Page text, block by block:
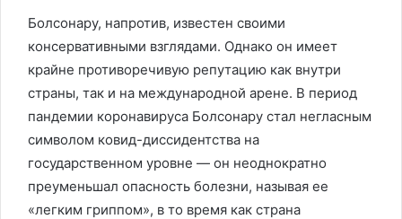
Болсонару, напротив, известен своими
консервативными взглядами. Однако он имеет
крайне противоречивую репутацию как внутри
страны, так и на международной арене. В период
пандемии коронавируса Болсонару стал негласным
символом ковид-диссидентства на
государственном уровне — он неоднократно
преуменьшал опасность болезни, называя ее
«легким гриппом», в то время как страна